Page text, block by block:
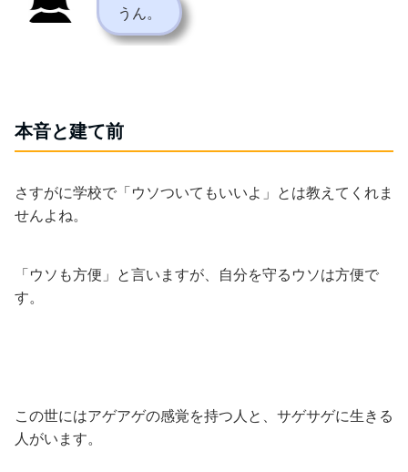
うん。
本音と建て前
さすがに学校で「ウソついてもいいよ」とは教えてくれま
せんよね。
「ウソも方便」と言いますが、自分を守るウソは方便で
す。
この世にはアゲアゲの感覚を持つ人と、サゲサゲに生きる
人がいます。